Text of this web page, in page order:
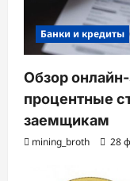
Банки и кредиты
Обзор
процентные
заемщикам
mining_broth 28